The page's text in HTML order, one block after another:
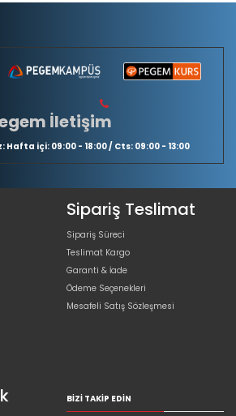
İletişim
içi: 09:00 - 18:00 / Cts: 09:00 - 13:00
Sipariş Teslimat
Sipariş Süreci
Teslimat Kargo
Garanti & İade
Ödeme Seçenekleri
Mesafeli Satış Sözleşmesi
BIZI TAKIP EDIN